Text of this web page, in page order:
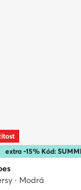
extra -15% Kód:
· Modrá